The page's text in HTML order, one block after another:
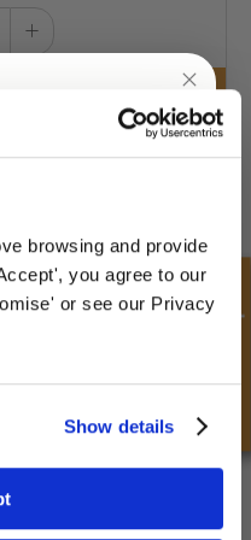
browsing and provide
you agree to our
or see our Privacy
Show details
Loctite®242
2mL
- Tolérant à l'huile -
Demande rapide
OFF
ORDER
and exclusive